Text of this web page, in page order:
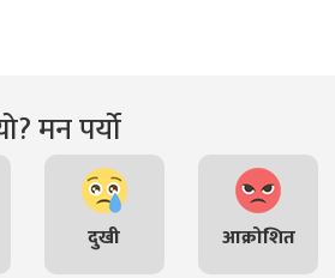
मन पर्यो
दुखी आक्रोशित